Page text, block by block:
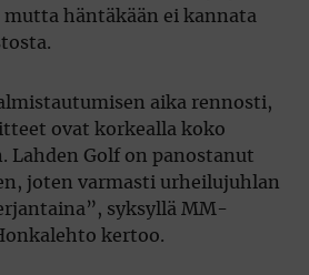
häntäkään ei kannata
aika rennosti,
ovat korkealla koko
Lahden Golf on panostanut
joten varmasti urheilujuhlan
syksyllä MM-
kertoo.